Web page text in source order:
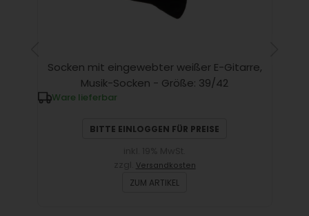
Socken mit eingewebter weißer E-Gitarre,
Musik-Socken - Größe: 39/42
Ware lieferbar
BITTE EINLOGGEN FÜR PREISE
Versandkosten
ZUM ARTIKEL